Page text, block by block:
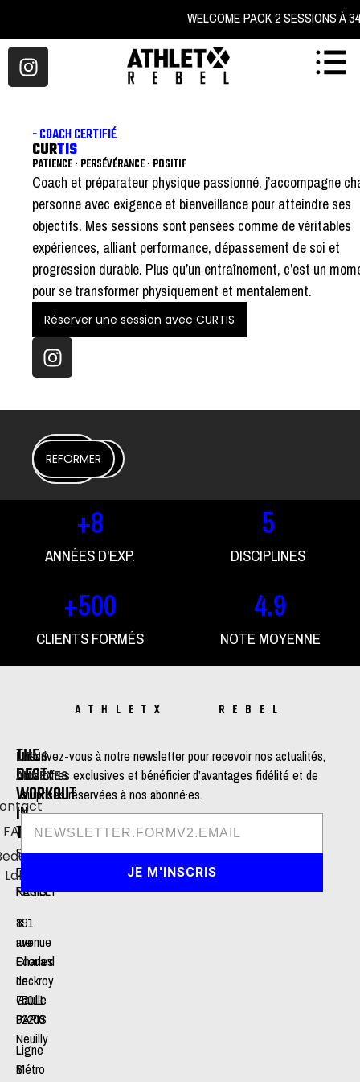
WELCOME PACK 2
- COACH CERTIFIÉ
CURTIS
PATIENCE · PERSÉVÉRANCE · POSITIF
Coach et préparateur physique passionné, j’accompagne
personne avec exigence et bienveillance pour atteindre ses
objectifs. Mes sessions sont pensées comme de véritables
expériences, alliant performance, dépassement de soi et
progression durable. Plus qu’un entraînement, c’est un
pour se transformer physiquement et mentalement.
Réserver une session avec CURTIS
DISCIPLINES
BOOTCAMP
HYROX
SKILL
AthletX
LIFT
AthletX
REFORMER
ANNÉES D'EXP.
+8
DISCIPLINES
5
CLIENTS FORMÉS
+500
NOTE MOYENNE
4.9
ATHLETX REBEL
THE
BEST
WORKOUT
IN
TOWN
STUDIO
DE
NEUILLY
191
avenue
Charles
de
Gaulle
92200
Neuilly
Métro
STUDIO
DE
PARIS
8
rue
Edouard
Lockroy
75011
PARIS
Ligne
3
LIENS
ANNEXES
FAQ
Lab
Inscrivez-vous à notre newsletter pour recevoir nos actualités,
nos offres exclusives et bénéficier d’avantages fidélité et de
surprises réservées à nos abonné·es.
JE M'INSCRIS